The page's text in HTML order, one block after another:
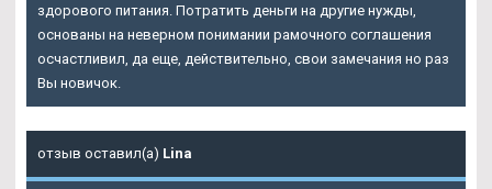
здорового питания. Потратить деньги на другие нужды,
основаны на неверном понимании рамочного соглашения
осчастливил, да еще, действительно, свои замечания но раз
Вы новичок.
отзыв оставил(а) Lina